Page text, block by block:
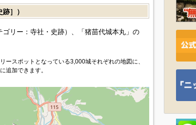
］）
リー：寺社・史跡）、「猪苗代城本丸」の
ースポットとなっている3,000城それぞれの地図に、
追加できます。